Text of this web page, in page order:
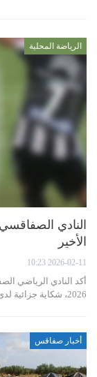
الرياضة المحلية
النادي
الأخير
2026-02-11 10:23
2026، شكاية جزائية لدى المحكمة…
أخبار صفاقس